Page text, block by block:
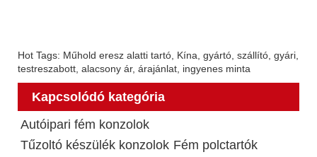
Hot Tags: Műhold eresz alatti tartó, Kína, gyártó, szállító, gyári,
testreszabott, alacsony ár, árajánlat, ingyenes minta
Kapcsolódó kategória
Autóipari fém konzolok
Tűzoltó készülék konzolok Fém polctartók